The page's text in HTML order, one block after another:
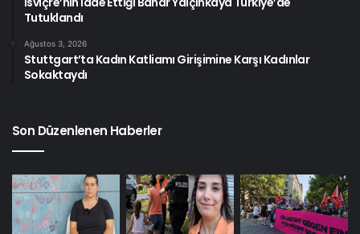
Tutuklandı
Ağustos 3, 2026
Stuttgart’ta Kadın Katliamı Girişimine Karşı Kadınlar
Sokaktaydı
Son Düzenlenen Haberler